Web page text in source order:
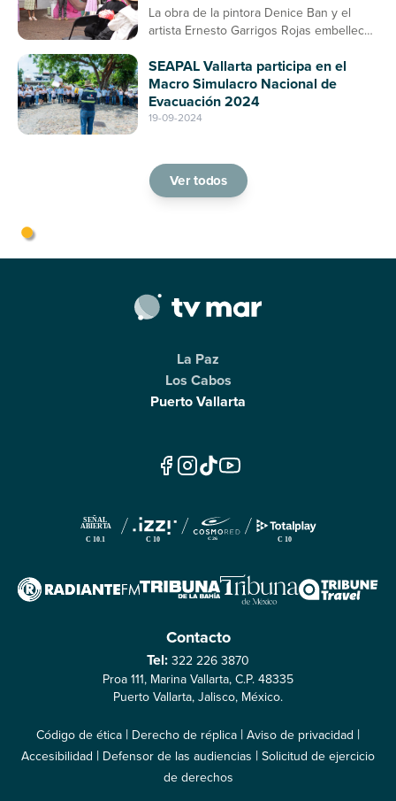
La obra de la pintora Denice Ban y el
artista Ernesto Garrigos Rojas embellece
como un espacio de arte y cultura en
Puerto Vallarta
SEAPAL Vallarta participa en el
Macro Simulacro Nacional de
Evacuación 2024
19-09-2024
Ver todos
La Paz
Los Cabos
Puerto Vallarta
Contacto
Tel:322 226 3870
Proa 111, Marina Vallarta, C.P. 48335
Puerto Vallarta, Jalisco, México.
Código de ética | Derecho de réplica |Aviso de privacidad |
Accesibilidad | Defensor de las audiencias |Solicitud de ejercicio
de derechos